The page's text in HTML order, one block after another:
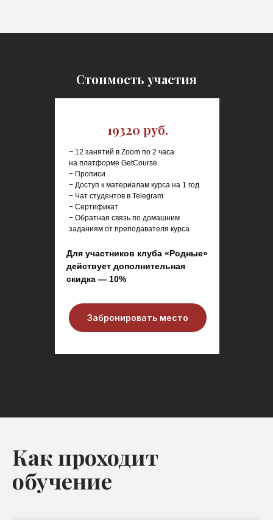
19320 руб.
Стоимость участия
− 12 занятий в Zoom по 2 часа
на платформе GetCourse
− Прописи
− Доступ к материалам курса на 1 год
− Чат студентов в Telegram
− Сертификат
− Обратная связь по домашним
заданиям от преподавателя курса
Для участников клуба «Родные»
действует дополнительная
скидка — 10%
Забронировать место
Как проходит
обучение